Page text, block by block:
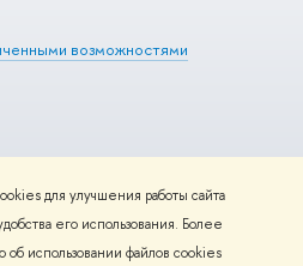
для улучшения работы сайта
его использования. Более
использовании файлов cookies
возможностями
Редактору